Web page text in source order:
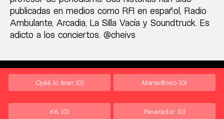
publicadas en medios como RFI en español, Radio
Ambulante, Arcadia, La Silla Vacía y Soundtruck. Es
adicto a los conciertos. @cheivs
Ojalá lo lean (0) Maravilloso (0)
KK (0) Revelador (0)